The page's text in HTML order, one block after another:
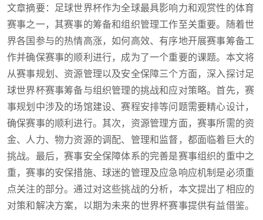
文章摘要：足球世界杯作为全球最具影响力和观赏性的体育
赛事之一，其赛事的筹备和组织管理工作至关重要。随着世
界各国参与的热情高涨，如何高效、有序地开展赛事筹备工
作并确保赛事的顺利进行，成为了一个重要的课题。本文将
从赛事规划、资源管理以及安全保障三个方面，深入探讨足
球世界杯赛事筹备与组织管理的挑战和应对策略。首先，赛
事规划中涉及的场馆建设、赛程安排等问题需要精心设计，
确保赛事的顺利进行。其次，资源管理方面，赛事所需的资
金、人力、物力资源的调配、管理和监督，都面临着巨大的
挑战。最后，赛事安全保障体系的完善是赛事组织的重中之
重，赛事的安保措施、球迷的管理及应急响应机制是必须重
点关注的部分。通过对这些挑战的分析，本文提出了相应的
对策和解决方案，以期为未来的世界杯赛事提供有益借鉴。